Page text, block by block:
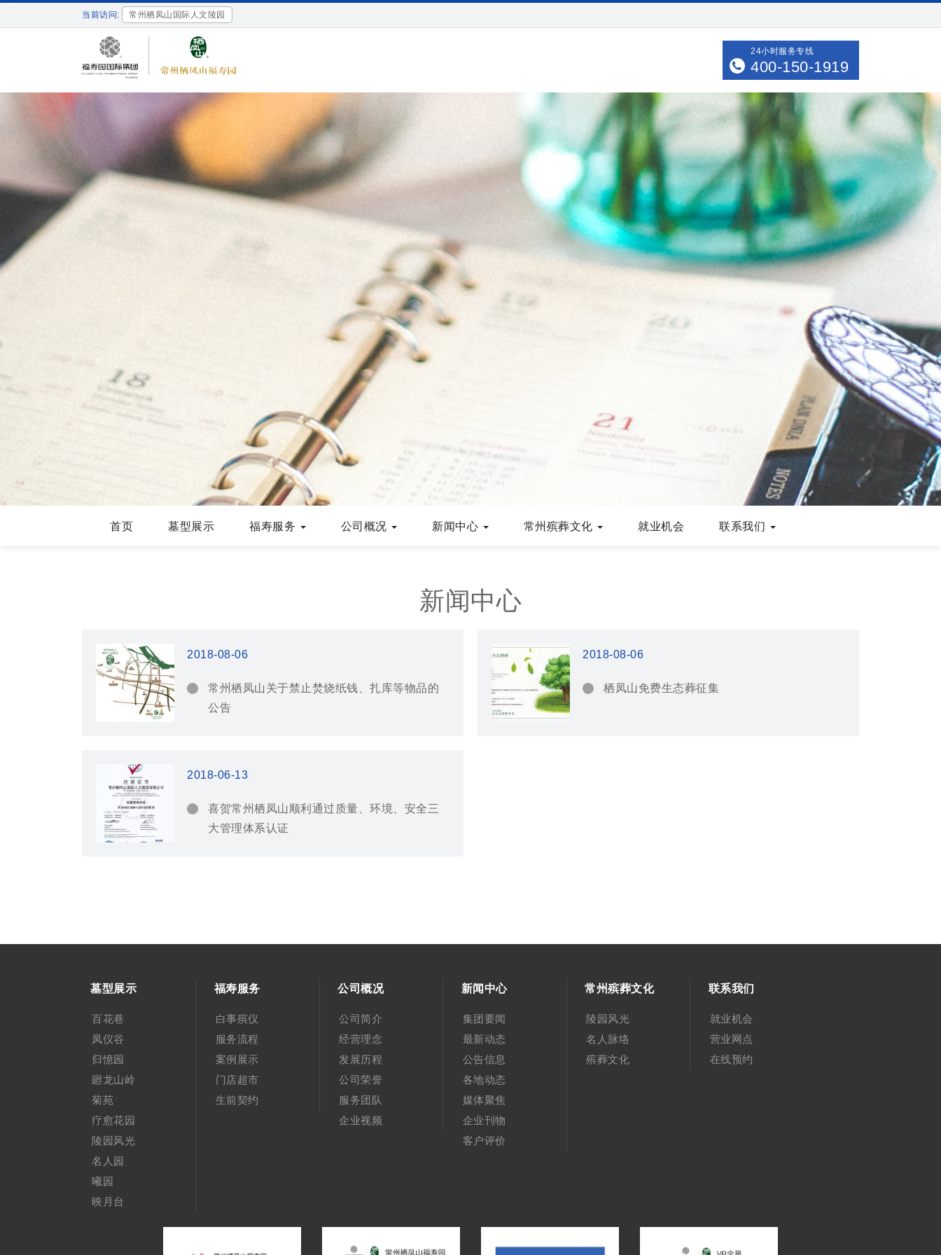
当前访问: 常州栖凤山国际人文陵园
24小时服务专线
400-150-1919
首页 墓型展示 福寿服务 公司概况 新闻中心 常州殡葬文化 就业机会 联系我们
新闻中心
2018-08-06
常州栖凤山关于禁止焚烧纸钱、扎库等物品的
公告
2018-08-06
栖凤山免费生态葬征集
2018-06-13
喜贺常州栖凤山顺利通过质量、环境、安全三
大管理体系认证
墓型展示
百花巷
凤仪谷
归憶园
廻龙山岭
菊苑
疗愈花园
陵园风光
名人园
曦园
映月台
福寿服务
白事殡仪
服务流程
案例展示
门店超市
生前契约
公司概况
公司简介
经营理念
发展历程
公司荣誉
服务团队
企业视频
新闻中心
集团要闻
最新动态
公告信息
各地动态
媒体聚焦
企业刊物
客户评价
常州殡葬文化
陵园风光
名人脉络
殡葬文化
联系我们
就业机会
营业网点
在线预约